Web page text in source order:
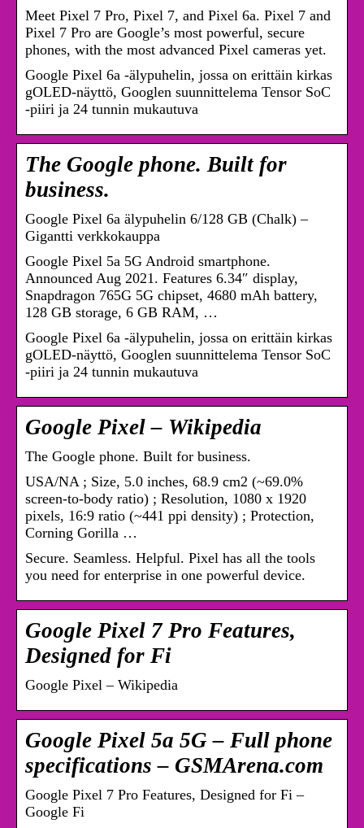
Meet Pixel 7 Pro, Pixel 7, and Pixel 6a. Pixel 7 and
Pixel 7 Pro are Google’s most powerful, secure
phones, with the most advanced Pixel cameras yet.
Google Pixel 6a -älypuhelin, jossa on erittäin kirkas
gOLED-näyttö, Googlen suunnittelema Tensor SoC
-piiri ja 24 tunnin mukautuva
The Google phone. Built for
business.
Google Pixel 6a älypuhelin 6/128 GB (Chalk) –
Gigantti verkkokauppa
Google Pixel 5a 5G Android smartphone.
Announced Aug 2021. Features 6.34″ display,
Snapdragon 765G 5G chipset, 4680 mAh battery,
128 GB storage, 6 GB RAM, …
Google Pixel 6a -älypuhelin, jossa on erittäin kirkas
gOLED-näyttö, Googlen suunnittelema Tensor SoC
-piiri ja 24 tunnin mukautuva
Google Pixel – Wikipedia
The Google phone. Built for business.
USA/NA ; Size, 5.0 inches, 68.9 cm2 (~69.0%
screen-to-body ratio) ; Resolution, 1080 x 1920
pixels, 16:9 ratio (~441 ppi density) ; Protection,
Corning Gorilla …
Secure. Seamless. Helpful. Pixel has all the tools
you need for enterprise in one powerful device.
Google Pixel 7 Pro Features,
Designed for Fi
Google Pixel – Wikipedia
Google Pixel 5a 5G – Full phone
specifications – GSMArena.com
Google Pixel 7 Pro Features, Designed for Fi –
Google Fi